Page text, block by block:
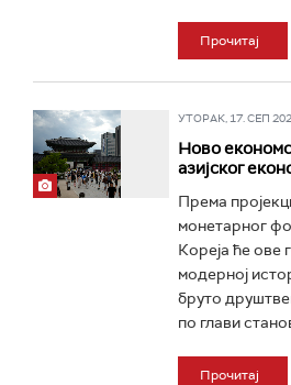
Прочитај
УТОРАК, 17. СЕП
Ново
азијског
Према
монетарног
Кореја ће ове
модерној
бруто
по глави
Прочитај